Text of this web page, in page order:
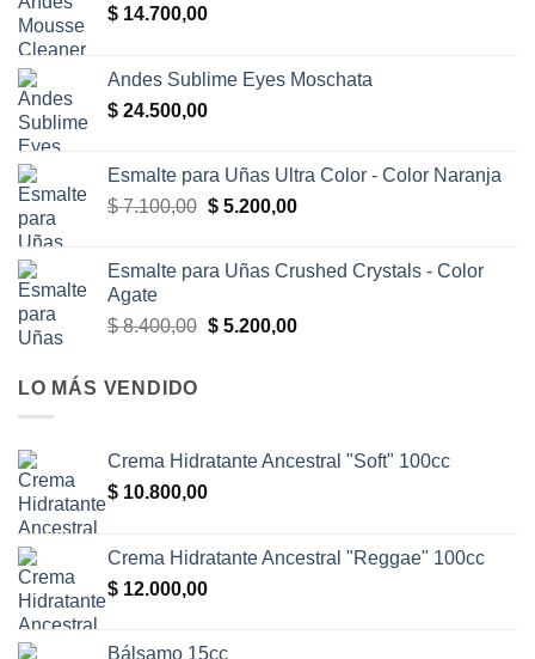
$ 14.700,00
Andes Sublime Eyes Moschata
$ 24.500,00
Esmalte para Uñas Ultra Color - Color Naranja
$7.100,00 El
era:
$5.200,00El
es:
Esmalte para Uñas Crushed Crystals - Color
Agate
$8.400,00 El
$5.200,00El
LO MÁS VENDIDO
Crema Hidratante Ancestral "Soft" 100cc
$ 10.800,00
Crema Hidratante Ancestral "Reggae" 100cc
$ 12.000,00
Bálsamo 15cc